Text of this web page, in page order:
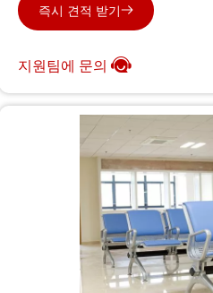
즉시 견적 받기
지원팀에 문의